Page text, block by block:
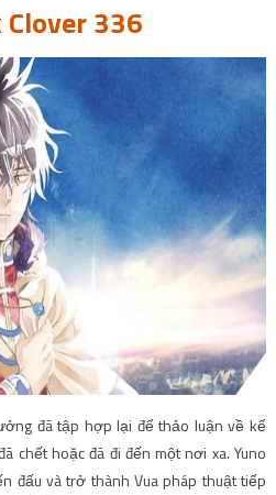
336
đã tập hợp lại để thảo luận về kế
chết hoặc đã đi đến một nơi xa. Yuno
đấu và trở thành Vua pháp thuật tiếp